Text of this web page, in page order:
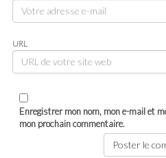
URL
Enregistrer mon nom, mon e-mail et
mon prochain commentaire.